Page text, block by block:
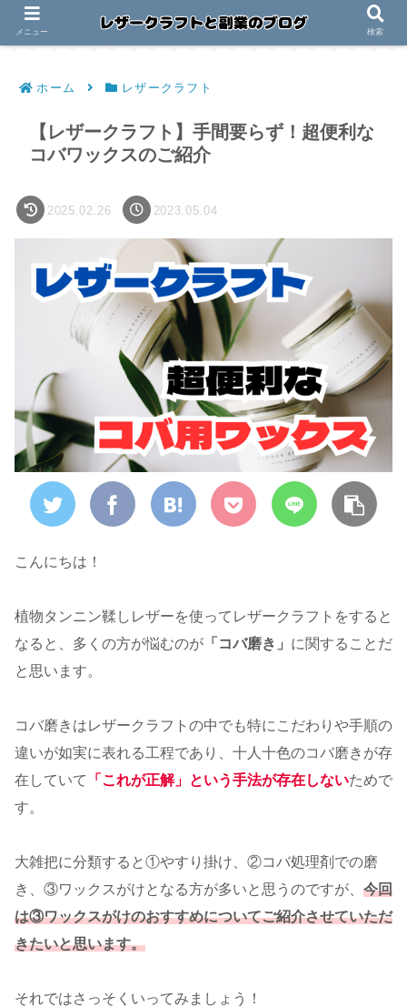
ホーム レザークラフト
【レザークラフト】手間要らず！超便利な
コバワックスのご紹介
2025.02.26 2023.05.04
こんにちは！
植物タンニン鞣しレザーを使ってレザークラフトをすると
なると、多くの方が悩むのが 「コバ磨き」 に関することだ
と思います。
コバ磨きはレザークラフトの中でも特にこだわりや手順の
違いが如実に表れる工程であり、十人十色のコバ磨きが存
在していて
「これが正解」という手法が存在しないためで
す。
大雑把に分類すると①やすり掛け、②コバ処理剤での磨
き、③ワックスがけとなる方が多いと思うのですが、 今回
は③ワックスがけのおすすめについてご紹介させていただ
きたいと思います。
それではさっそくいってみましょう！
メニュー 検索